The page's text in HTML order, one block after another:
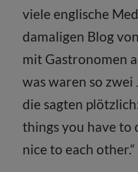
viele englische
damaligen Blog
mit Gastronomen
was waren so zwei
die sagten
things you have to
nice to each other.“